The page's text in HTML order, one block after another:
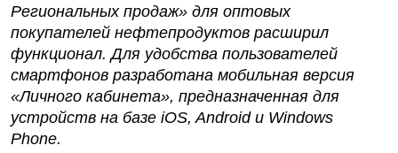
Региональных продаж» для оптовых
покупателей нефтепродуктов расширил
функционал. Для удобства пользователей
смартфонов разработана мобильная версия
«Личного кабинета», предназначенная для
устройств на базе iOS, Android и Windows
Phone.